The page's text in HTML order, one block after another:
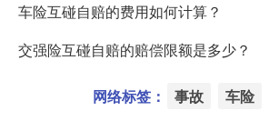
车险互碰自赔的费用如何计算？
交强险互碰自赔的赔偿限额是多少？
网络标签： 事故 车险